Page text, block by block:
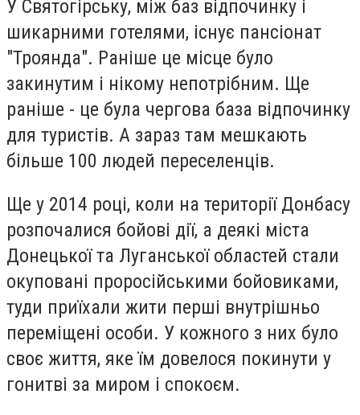
У Святогірську, між баз відпочинку і
шикарними готелями, існує пансіонат
"Троянда". Раніше це місце було
закинутим і нікому непотрібним. Ще
раніше - це була чергова база відпочинку
для туристів. А зараз там мешкають
більше 100 людей переселенців.
Ще у 2014 році, коли на території Донбасу
розпочалися бойові дії, а деякі міста
Донецької та Луганської областей стали
окуповані проросійськими бойовиками,
туди приїхали жити перші внутрішньо
переміщені особи. У кожного з них було
своє життя, яке їм довелося покинути у
гонитві за миром і спокоєм.